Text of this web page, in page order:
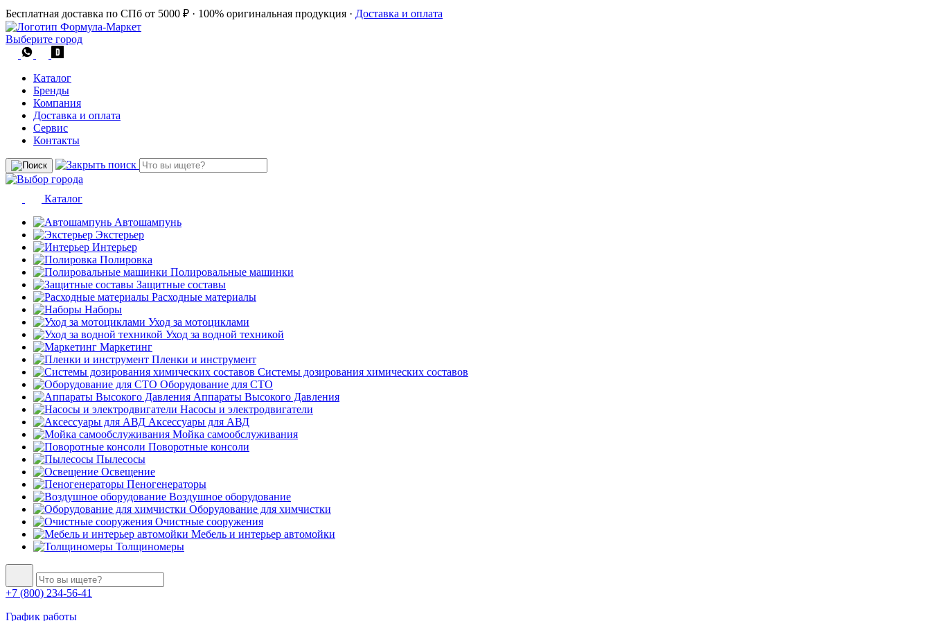
Бесплатная доставка по СПб от 5000 ₽ · 100% оригинальная продукция · Доставка и оплата
Выберите город
Каталог
Бренды
Компания
Доставка и оплата
Сервис
Контакты
Каталог
Автошампунь
Экстерьер
Интерьер
Полировка
Полировальные машинки
Защитные составы
Расходные материалы
Наборы
Уход за мотоциклами
Уход за водной техникой
Маркетинг
Пленки и инструмент
Системы дозирования химических составов
Оборудование для СТО
Аппараты Высокого Давления
Насосы и электродвигатели
Аксессуары для АВД
Мойка самообслуживания
Поворотные консоли
Пылесосы
Освещение
Пеногенераторы
Воздушное оборудование
Оборудование для химчистки
Очистные сооружения
Мебель и интерьер автомойки
Толщиномеры
+7 (800) 234-56-41
График работы